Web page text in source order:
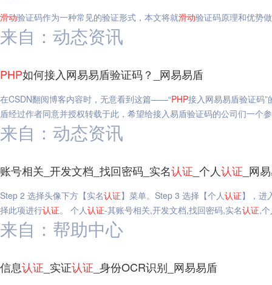
滑动验证码作为一种常见的验证形式，本文将就滑动验证码原理和优势
来自：动态资讯
PHP如何接入网易易盾验证码？_网易易盾
在CSDN翻阅博客内容时，无意看到这篇——“PHP接入网易易盾验证码
盾经过作者同意并授权转载于此，希望给接入易盾验证码的公司们一个
来自：动态资讯
账号相关_开发文档_找回密码_实名认证 _个人认证 _网
Step 2 选择头像下方【实名认证】菜单。Step 3 选择【个人认证】，进
择此项进行认证。 个人认证-其账号相关,开发文档,找回密码,实名认证,
来自：帮助中心
信息认证 _实证认证 _身份OCR识别_网易易盾